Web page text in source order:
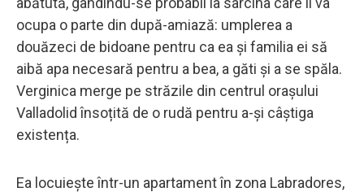
ocupa o parte din după-amiază: umplerea a
douăzeci de bidoane pentru ca ea și familia ei să
aibă apa necesară pentru a bea, a găti și a se spăla.
Verginica merge pe străzile din centrul orașului
Valladolid însoțită de o rudă pentru a-și câștiga
existența.
Ea locuiește într-un apartament în zona Labradores,